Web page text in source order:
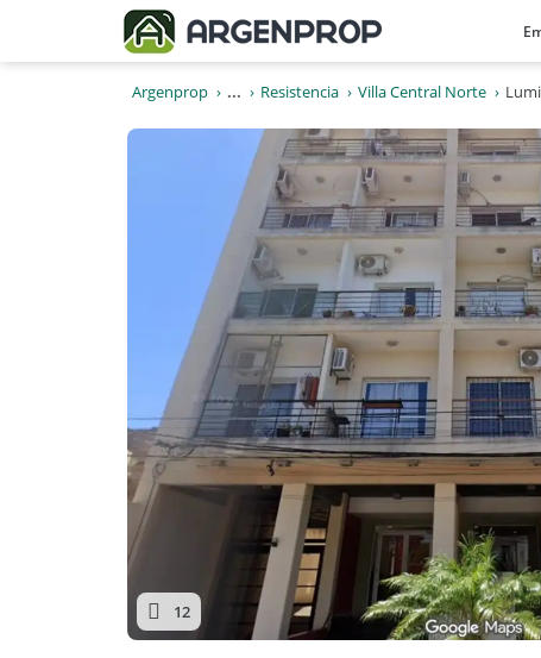
Argenprop ... Resistencia Villa Central Norte
12